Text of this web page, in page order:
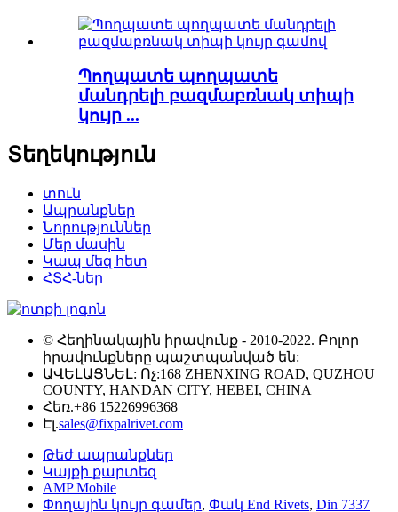
Պողպատե պողպատե
մանդրելի բազմաբռնակ տիպի
կույր ...
Տեղեկություն
տուն
Ապրանքներ
Նորություններ
Մեր մասին
Կապ մեզ հետ
ՀՏՀ-ներ
© Հեղինակային իրավունք - 2010-2022. Բոլոր
իրավունքները պաշտպանված են:
ԱՎԵԼԱՑՆԵԼ: Ոչ:168 ZHENXING ROAD, QUZHOU
COUNTY, HANDAN CITY, HEBEI, CHINA
Հեռ.+86 15226996368
Էլ.sales@fixpalrivet.com
Թեժ ապրանքներ
Կայքի քարտեզ
AMP Mobile
Փողային կույր գամեր, Փակ End Rivets, Din 7337